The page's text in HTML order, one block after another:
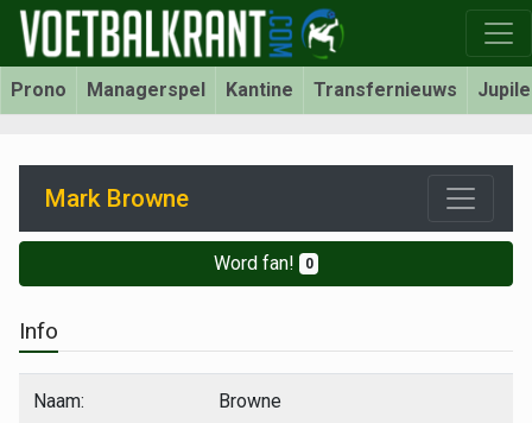
Prono Managerspel Kantine Transfernieuws
Mark Browne
Word fan! 0
Info
Naam: Browne